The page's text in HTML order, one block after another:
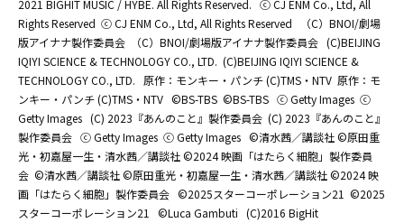
2021 BIGHIT MUSIC / HYBE. All Rights Reserved. ⓒ CJ ENM Co., Ltd, All
Rights Reserved ⓒ CJ ENM Co., Ltd, All Rights Reserved
（C）BNOI/劇場
版アイナナ製作委員会
（C）BNOI/劇場版アイナナ製作委員会 (C)BEIJING
IQIYI SCIENCE & TECHNOLOGY CO., LTD. (C)BEIJING IQIYI SCIENCE &
TECHNOLOGY CO., LTD.
原作：モンキー・パンチ (C)TMS・NTV 原作：モ
ンキー・パンチ (C)TMS・NTV ©BS-TBS ©BS-TBS ⓒ Getty Images ⓒ
Getty Images (C) 2023『あんのこと』製作委員会 (C) 2023『あんのこと』
製作委員会 ⓒ Getty Images ⓒ Getty Images ©清水茜／講談社 ©原田重
光・初嘉屋一生・清水茜／講談社 ©2024 映画「はたらく細胞」製作委員
会 ©清水茜／講談社 ©原田重光・初嘉屋一生・清水茜／講談社 ©2024 映
画「はたらく細胞」製作委員会 ©2025スターコーポレーション21 ©2025
スターコーポレーション21
©Luca Gambuti (C)2016 BigHit